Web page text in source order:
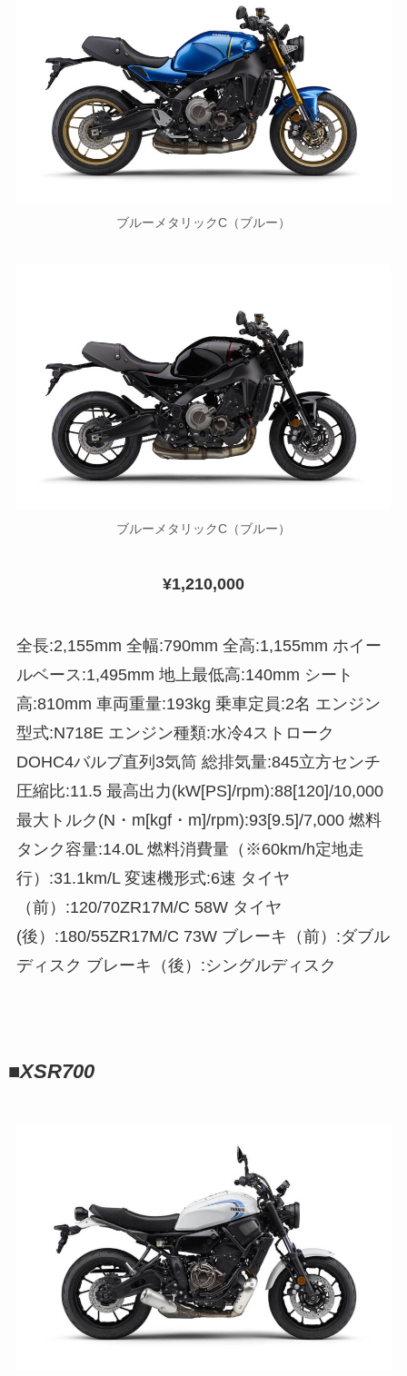
ブルーメタリックC（ブルー）
ブルーメタリックC（ブルー）
¥1,210,000
全長:2,155mm 全幅:790mm 全高:1,155mm ホイー
ルベース:1,495mm 地上最低高:140mm シート
高:810mm 車両重量:193kg 乗車定員:2名 エンジン
型式:N718E エンジン種類:水冷4ストローク
DOHC4バルブ直列3気筒 総排気量:845立方センチ
圧縮比:11.5 最高出力(kW[PS]/rpm):88[120]/10,000
最大トルク(N・m[kgf・m]/rpm):93[9.5]/7,000 燃料
タンク容量:14.0L 燃料消費量（※60km/h定地走
行）:31.1km/L 変速機形式:6速 タイヤ
（前）:120/70ZR17M/C 58W タイヤ
(後）:180/55ZR17M/C 73W ブレーキ（前）:ダブル
ディスク ブレーキ（後）:シングルディスク
■XSR700